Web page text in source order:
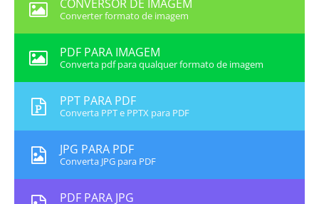
CONVERSOR DE IMAGEM
Converter formato de imagem
PDF PARA IMAGEM
Converta pdf para qualquer formato de imagem
PPT PARA PDF
Converta PPT e PPTX para PDF
JPG PARA PDF
Converta JPG para PDF
PDF PARA JPG